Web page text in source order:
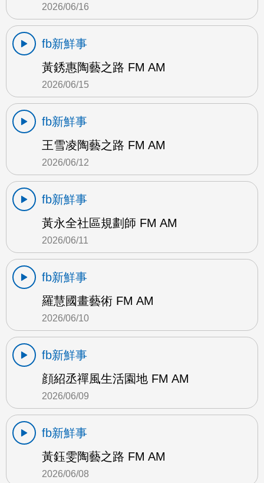
2026/06/16
fb新鮮事
黃銹惠陶藝之路 FM AM
2026/06/15
fb新鮮事
王雪凌陶藝之路 FM AM
2026/06/12
fb新鮮事
黃永全社區規劃師 FM AM
2026/06/11
fb新鮮事
羅慧國畫藝術 FM AM
2026/06/10
fb新鮮事
顔紹丞禪風生活園地 FM AM
2026/06/09
fb新鮮事
黃鈺雯陶藝之路 FM AM
2026/06/08